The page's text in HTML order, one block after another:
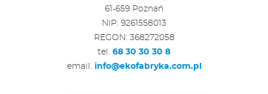
61-659 Poznań
NIP: 9261558013
REGON: 368272058
tel. 68 30 30 30 8
email. info@ekofabryka.com.pl